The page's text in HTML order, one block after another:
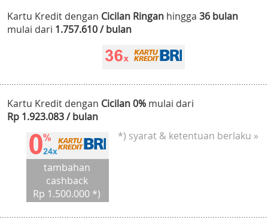
Kartu Kredit dengan Cicilan Ringan hingga 36 bulan
mulai dari 1.757.610 / bulan
Kartu Kredit dengan Cicilan 0% mulai dari
Rp 1.923.083 / bulan
tambahan
cashback
Rp 1.500.000 *)
*) syarat & ketentuan berlaku »